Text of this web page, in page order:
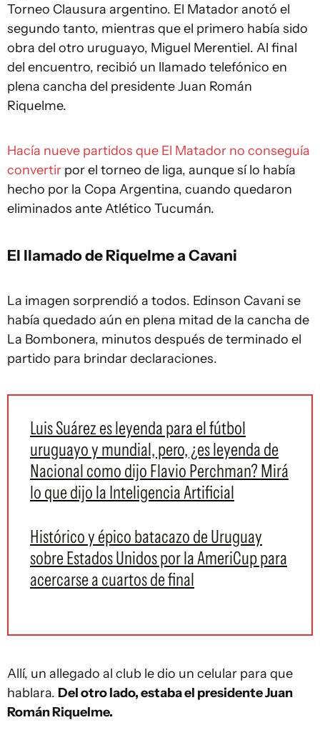
Torneo Clausura argentino. El Matador anotó el
segundo tanto, mientras que el primero había sido
obra del otro uruguayo, Miguel Merentiel. Al final
del encuentro, recibió un llamado telefónico en
plena cancha del presidente Juan Román
Riquelme.
Hacía nueve partidos que El Matador no conseguía
convertir por el torneo de liga, aunque sí lo había
hecho por la Copa Argentina, cuando quedaron
eliminados ante Atlético Tucumán.
El llamado de Riquelme a Cavani
La imagen sorprendió a todos. Edinson Cavani se
había quedado aún en plena mitad de la cancha de
La Bombonera, minutos después de terminado el
partido para brindar declaraciones.
Luis Suárez es leyenda para el fútbol
uruguayo y mundial, pero, ¿es leyenda de
Nacional como dijo Flavio Perchman? Mirá
lo que dijo la Inteligencia Artificial
Histórico y épico batacazo de Uruguay
sobre Estados Unidos por la AmeriCup para
acercarse a cuartos de final
Allí, un allegado al club le dio un celular para que
hablara. Del otro lado, estaba el presidente Juan
Román Riquelme.